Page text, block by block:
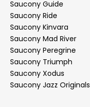
Saucony Guide
Saucony Ride
Saucony Kinvara
Saucony Mad River
Saucony Peregrine
Saucony Triumph
Saucony Xodus
Saucony Jazz Originals